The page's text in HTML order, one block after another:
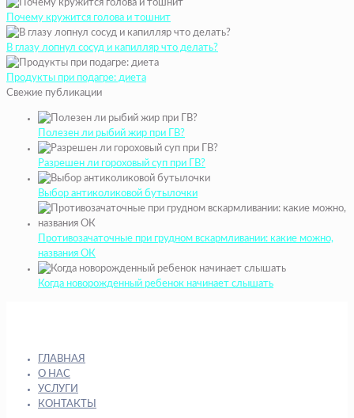
Почему кружится голова и тошнит
В глазу лопнул сосуд и капилляр что делать?
Продукты при подагре: диета
Свежие публикации
Полезен ли рыбий жир при ГВ?
Разрешен ли гороховый суп при ГВ?
Выбор антиколиковой бутылочки
Противозачаточные при грудном вскармливании: какие можно,
названия ОК
Когда новорожденный ребенок начинает слышать
ГЛАВНАЯ
О НАС
УСЛУГИ
КОНТАКТЫ